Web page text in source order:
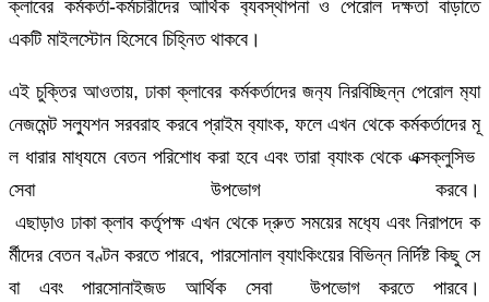
ক্লাবের কর্মকর্তা-কর্মচারীদের আর্থিক ব‌্যবস্থাপনা ও পেরোল দক্ষতা বাড়াতে
একটি মাইলস্টোন হিসেবে চিহ্নিত থাকবে।
এই চুক্তির আওতায়, ঢাকা ক্লাবের কর্মকর্তাদের জন‌্য নিরবিচ্ছিন্ন পেরোল ম‌্যা
নেজমেন্ট সল‌্যুশন সরবরাহ করবে প্রাইম ব‌্যাংক, ফলে এখন থেকে কর্মকর্তাদের মূ
ল ধারার মাধ‌্যমে বেতন পরিশোধ করা হবে এবং তারা ব‌্যাংক থেকে এক্সক্লুসিভ
সেবা উপভোগ করবে।
এছাড়াও ঢাকা ক্লাব কর্তৃপক্ষ এখন থেকে দ্রুত সময়ের মধ‌্যে এবং নিরাপদে ক
র্মীদের বেতন বণ্টন করতে পারবে, পারসোনাল ব‌্যাংকিংয়ের বিভিন্ন নির্দিষ্ট কিছু সে
বা এবং পারসোনাইজড আর্থিক সেবা উপভোগ করতে পারবে।